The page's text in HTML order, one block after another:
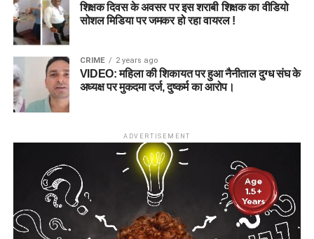
शिक्षक दिवस के अवसर पर इस शराबी शिक्षक का वीडियो
सोशल मिडिया पर जमकर हो रहा वायरल !
CRIME 2 years ago
VIDEO: महिला की शिकायत पर हुआ नैनीताल दुग्ध संघ के
अध्यक्ष पर मुकदमा दर्ज, दुष्कर्म का आरोप।
ADVERTISEMENT